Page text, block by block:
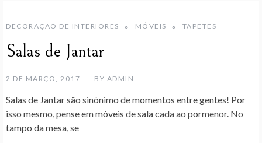
DECORAÇÃO DE INTERIORES MÓVEIS TAPETES
Salas de Jantar
2 DE MARÇO, 2017 BY ADMIN
Salas de Jantar são sinónimo de momentos entre gentes! Por
isso mesmo, pense em móveis de sala cada ao pormenor. No
tampo da mesa, se